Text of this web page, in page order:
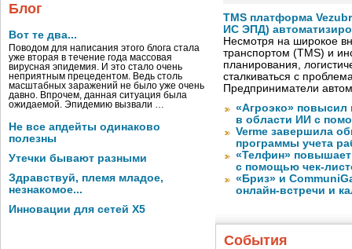
Блог
Вот те два...
Поводом для написания этого блога стала
уже вторая в течение года массовая
вирусная эпидемия. И это стало очень
неприятным прецедентом. Ведь столь
масштабных заражений не было уже очень
давно. Впрочем, данная ситуация была
ожидаемой. Эпидемию вызвали …
Не все апдейты одинаково
полезны
Утечки бывают разными
Здравствуй, племя младое,
незнакомое...
Инновации для сетей X5
TMS платформа
ИС ЭПД)
Несмотря на широкое
транспортом (TMS) и
планирования,
сталкиваться с
Предприниматели
«Агроэко» повысил
в области ИИ с
Verme завершила
программы учета
«Телфин» повышает
с помощью чек-
«Бриз» и
онлайн-встречи и
События